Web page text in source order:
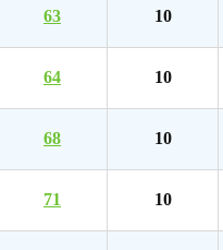
63 10
64 10
68 10
71 10